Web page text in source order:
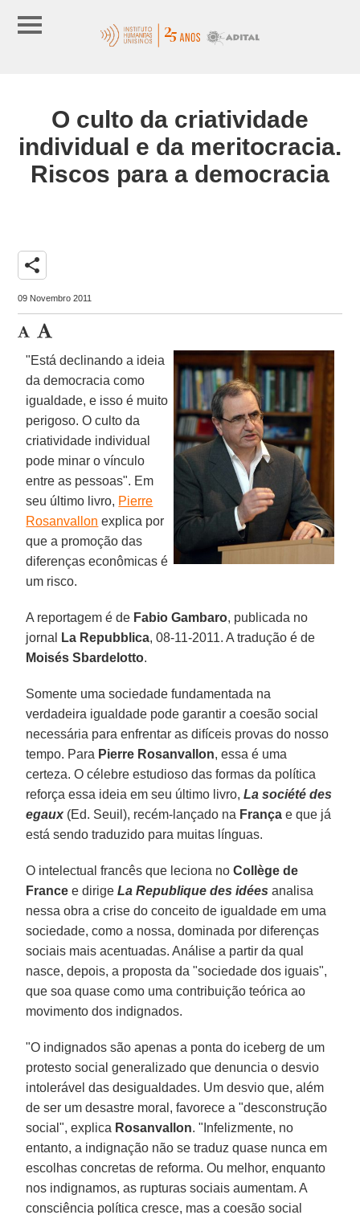
O culto da criatividade
individual e da meritocracia.
Riscos para a democracia
share
09 Novembro 2011
"Está declinando a ideia
da democracia como
igualdade, e isso é muito
perigoso. O culto da
criatividade individual
pode minar o vínculo
entre as pessoas". Em
seu último livro, Pierre
Rosanvallon explica por
que a promoção das
diferenças econômicas é
um risco.
A reportagem é de Fabio Gambaro, publicada no
jornal
La Repubblica, 08-11-2011. A tradução é de
Moisés Sbardelotto.
Somente uma sociedade fundamentada na
verdadeira igualdade pode garantir a coesão social
necessária para enfrentar as difíceis provas do nosso
tempo. Para Pierre Rosanvallon, essa é uma
certeza. O célebre estudioso das formas da política
reforça essa ideia em seu último livro,La société des
egaux (Ed. Seuil), recém-lançado na França e que já
está sendo traduzido para muitas línguas.
O intelectual francês que leciona noCollège de
France e dirigeLa Republique des idées analisa
nessa obra a crise do conceito de igualdade em uma
sociedade, como a nossa, dominada por diferenças
sociais mais acentuadas. Análise a partir da qual
nasce, depois, a proposta da "sociedade dos iguais",
que soa quase como uma contribuição teórica ao
movimento dos indignados.
"O indignados são apenas a ponta do iceberg de um
protesto social generalizado que denuncia o desvio
intolerável das desigualdades. Um desvio que, além
de ser um desastre moral, favorece a "desconstrução
social", explica Rosanvallon. "Infelizmente, no
entanto, a indignação não se traduz quase nunca em
escolhas concretas de reforma. Ou melhor, enquanto
nos indignamos, as rupturas sociais aumentam. A
consciência política cresce, mas a coesão social